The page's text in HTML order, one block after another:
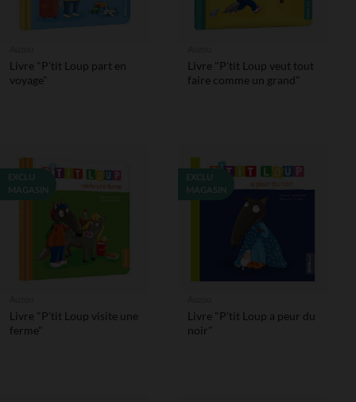
Livre "P'tit Loup part en
voyage"
Livre "P'tit Loup veut tout
faire comme un grand"
EXCLU
MAGASIN
Livre "P'tit Loup visite une
ferme"
EXCLU
MAGASIN
Livre "P'tit Loup a peur du
noir"